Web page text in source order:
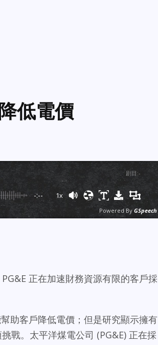
低電價
剧目 :-
-:-- 1x
Powered By GSpeech
正在加速財務資源有限的客戶採
助客戶降低電價；但是研究顯示擁有
戰。太平洋煤電公司 (PG&E) 正在採